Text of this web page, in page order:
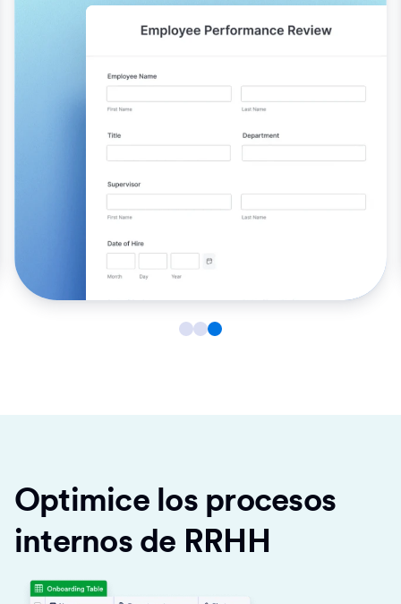
Optimice los procesos
internos de RRHH